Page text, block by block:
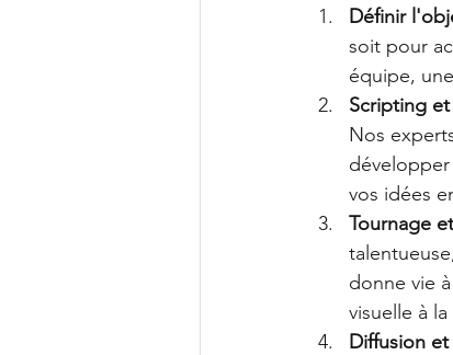
Définir
soit pour
équipe,
Scripting
Nos
vos idées
Tournage
donne vie
visuelle à
Diffusion